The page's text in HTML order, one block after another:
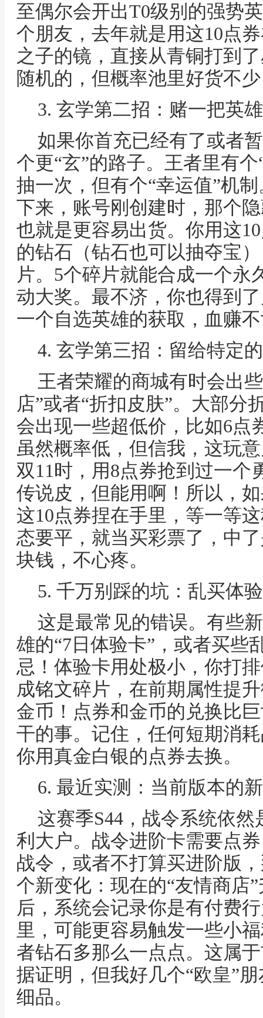
至偶尔会开出T0级别的强势
个朋友，去年就是用这10点
之子的镜，直接从青铜打到
随机的，但概率池里好货不
3. 玄学第二招：赌一把英
如果你首充已经有了或者
个更“玄”的路子。王者里有
抽一次，但有个“幸运值”机
下来，账号刚创建时，那个
也就是更容易出货。你用这
的钻石（钻石也可以抽夺宝
片。5个碎片就能合成一个永
动大奖。最不济，你也得到
一个自选英雄的获取，血赚
4. 玄学第三招：留给特定
王者荣耀的商城有时会出
店”或者“折扣皮肤”。大部分
会出现一些超低价，比如6点
虽然概率低，但信我，这玩
双11时，用8点券抢到过一个
传说皮，但能用啊！所以，
这10点券捏在手里，等一等
态要平，就当买彩票了，中
块钱，不心疼。
5. 千万别踩的坑：乱买体
这是最常见的错误。有些
雄的“7日体验卡”，或者买些
忌！体验卡用处极小，你打
成铭文碎片，在前期属性提
金币！点券和金币的兑换比
干的事。记住，任何短期消
你用真金白银的点券去换。
6. 最近实测：当前版本的
这赛季S44，战令系统依
利大户。战令进阶卡需要点
战令，或者不打算买进阶版
个新变化：现在的“友情商店
后，系统会记录你是有付费
里，可能更容易触发一些小
者钻石多那么一点点。这属
据证明，但我好几个“欧皇”
细品。